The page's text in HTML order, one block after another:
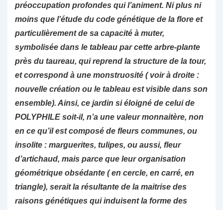
préoccupation profondes qui l’animent. Ni plus ni
moins que l’étude du code génétique de la flore et
particulièrement de sa capacité à muter,
symbolisée dans le tableau par cette arbre-plante
près du taureau, qui reprend la structure de la tour,
et correspond à une monstruosité ( voir à droite :
nouvelle création ou le tableau est visible dans son
ensemble). Ainsi, ce jardin si éloigné de celui de
POLYPHILE soit-il, n’a une valeur monnaitère, non
en ce qu’il est composé de fleurs communes, ou
insolite : marguerites, tulipes, ou aussi, fleur
d’artichaud, mais parce que leur organisation
géométrique obsédante ( en cercle, en carré, en
triangle), serait la résultante de la maitrise des
raisons génétiques qui induisent la forme des